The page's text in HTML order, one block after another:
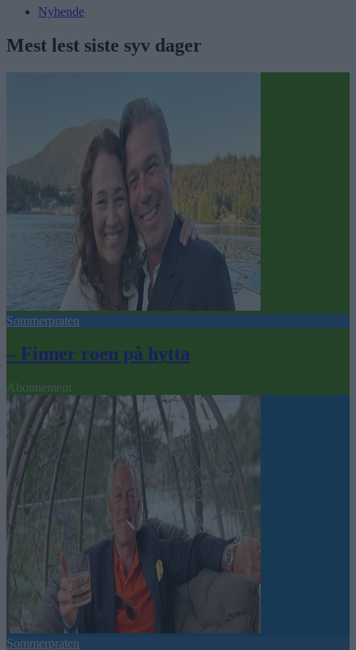
Nyhende
Mest lest siste syv dager
Sommerpraten
– Finner roen på hytta
Abonnement
Sommerpraten